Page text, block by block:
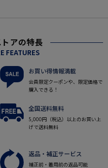
アの特長
FEATURES
お買い得情報満載
会員限定クーポンや、限定価格で
購入できる！
全国送料無料
5,000円（税込）以上のお買い上
げで送料無料
返品・補正サービス
補正前・着用前の返品可能